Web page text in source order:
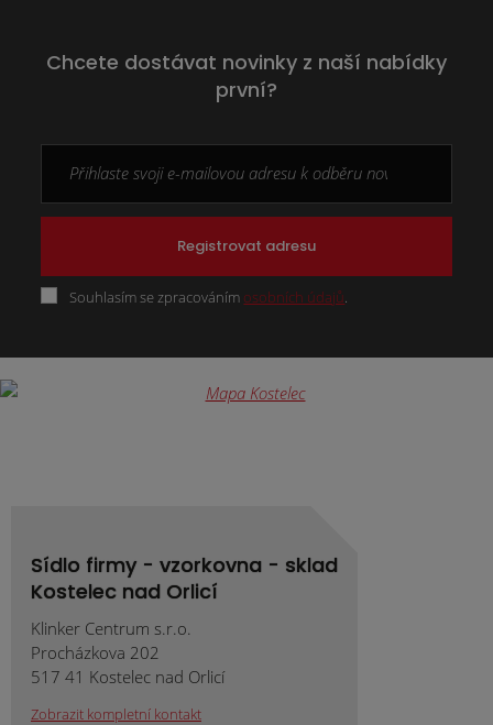
Chcete dostávat novinky z naší nabídky
první?
Registrovat adresu
Souhlasím se zpracováním osobních údajů
Sídlo firmy - vzorkovna - sklad
Kostelec nad Orlicí
Klinker Centrum s.r.o.
Procházkova 202
517 41 Kostelec nad Orlicí
Zobrazit kompletní kontakt